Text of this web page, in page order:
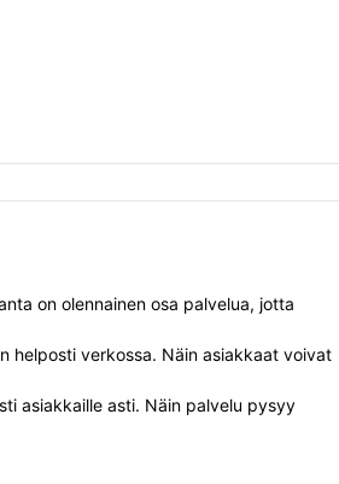
on olennainen osa palvelua, jotta
helposti verkossa. Näin asiakkaat voivat
asiakkaille asti. Näin palvelu pysyy